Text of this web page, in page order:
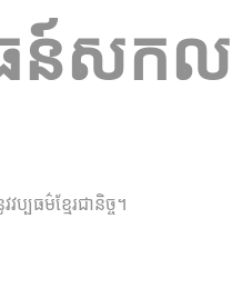
សកល
ធម៌​ខ្មែរ​ជានិច្ច។